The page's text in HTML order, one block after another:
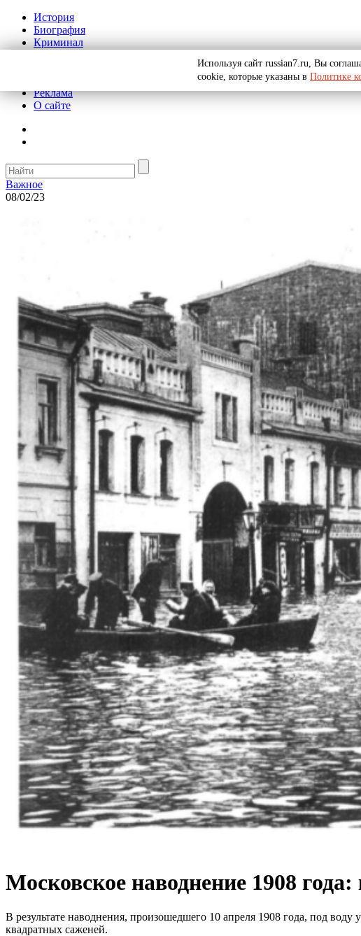
История
Биография
Криминал
Реклама
О сайте
Важное
08/02/23
Московское наводнение 1908
В результате наводнения, произошедшего 10 апреля 1908 года, под
квадратных саженей.
Используя сайт russian7.ru, Вы
cookie, которые указаны в Политике